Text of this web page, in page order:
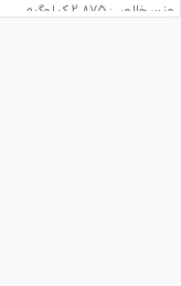
وزن خالص: 2.875 کیلوگرم